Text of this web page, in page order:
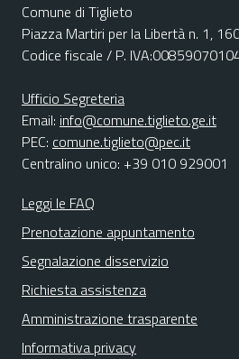
Comune di Tiglieto
Piazza Martiri per la Libertà n. 1,
Codice fiscale / P.
Ufficio Segreteria
Email: info@comune.tiglieto.ge.it
PEC: comune.tiglieto@pec.it
Centralino unico: +39 010 929001
Leggi le FAQ
Prenotazione appuntamento
Segnalazione disservizio
Richiesta assistenza
Amministrazione trasparente
Informativa privacy